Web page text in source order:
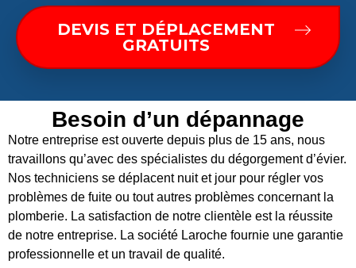
DEVIS ET DÉPLACEMENT
GRATUITS
Besoin d’un dépannage
Notre entreprise est ouverte depuis plus de 15 ans, nous
travaillons qu’avec des spécialistes du dégorgement d’évier.
Nos techniciens se déplacent nuit et jour pour régler vos
problèmes de fuite ou tout autres problèmes concernant la
plomberie. La satisfaction de notre clientèle est la réussite
de notre entreprise. La société Laroche fournie une garantie
professionnelle et un travail de qualité.